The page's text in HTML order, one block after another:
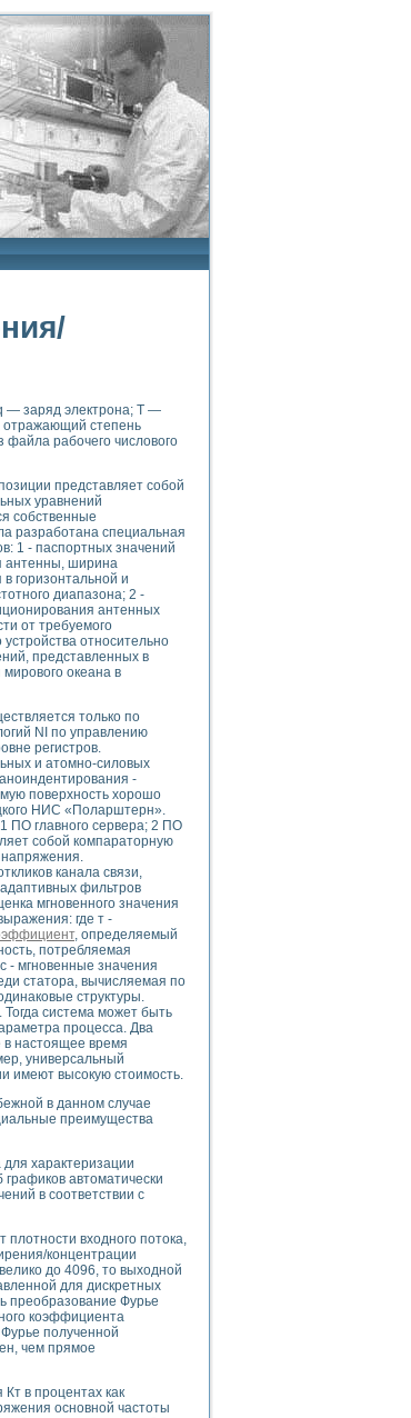
электрооборудованием на электроподвижном составе
силовых полупроводниковых приборов
INSTRUMENTS
и исследования методов расширения его полосы
LabVIEW
Поля
технологий и программных средств
— заряд электрона; Т —
отражающий степень
файла рабочего числового
представляет собой
уравнений
собственные
разработана специальная
1 - паспортных значений
антенны, ширина
горизонтальной и
диапазона; 2 -
антенных
от требуемого
относительно
представленных в
океана в
только по
NI по управлению
регистров.
и атомно-силовых
-
поверхность хорошо
НИС «Поларштерн».
ПО главного сервера; 2 ПО
собой компараторную
канала связи,
фильтров
мгновенного значения
где т -
, определяемый
потребляемая
- мгновенные значения
статора, вычисляемая по
структуры.
система может быть
процесса. Два
настоящее время
универсальный
имеют высокую стоимость.
в данном случае
преимущества
характеризации
автоматически
в соответствии с
входного потока,
концентрации
до 4096, то выходной
для дискретных
преобразование Фурье
коэффициента
полученной
чем прямое
в процентах как
основной частоты